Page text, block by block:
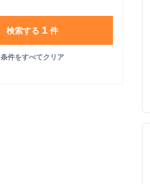
検索する 1件
条件をすべてクリア